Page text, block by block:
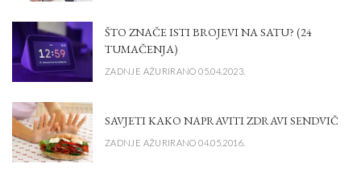
ŠTO ZNAČE ISTI BROJEVI NA SATU? (24
TUMAČENJA)
ZADNJE AŽURIRANO 05.04.2023.
SAVJETI KAKO NAPRAVITI ZDRAVI SENDVIČ
ZADNJE AŽURIRANO 04.05.2016.